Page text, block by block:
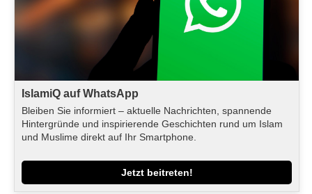
IslamiQ auf WhatsApp
Bleiben Sie informiert – aktuelle Nachrichten, spannende
Hintergründe und inspirierende Geschichten rund um Islam
und Muslime direkt auf Ihr Smartphone.
Jetzt beitreten!